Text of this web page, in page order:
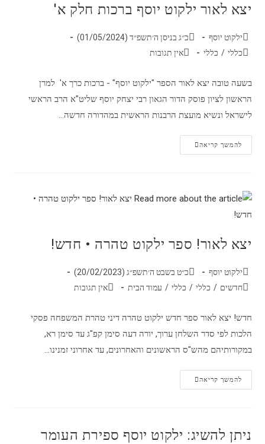
יצא לאור ילקוט יוסף ברכות חלק א'
ילקוט יוסף
כ״ג בניסן ה׳תשפ״ד (01/05/2024)
כללי / כללי אין תגובות
בשעה טובה יצא לאור הספר "ילקוט יוסף" - ברכות כרך א' למרן
הראשון לציון פוסק הדור הגאון רבי יצחק יוסף שליט"א הרב הראשי
לישראל ונשיא מועצת הרבנות הראשית במהדורה חדשה…
להמשך קריאה
יצא לאור! ספר ילקוט טהרה • חדש!
ילקוט יוסף
כ״ט בשבט ה׳תשפ״ג (20/02/2023)
חדשים / כללי / כללי / עמוד הבית אין תגובות
חדש! יצא לאור ספר חדש ילקוט טהרה דיני טהרת המשפחה פסקי
הלכות לפי סדר השלחן ערוך, יורה דעה סימן קפ"ג עד סימן רא,
במקורותיהם מהש"ס הראשונים והאחרונים, עד אחרוני זמנינו…
להמשך קריאה
ניתן להשיג: ילקוט יוסף ספירת העומר